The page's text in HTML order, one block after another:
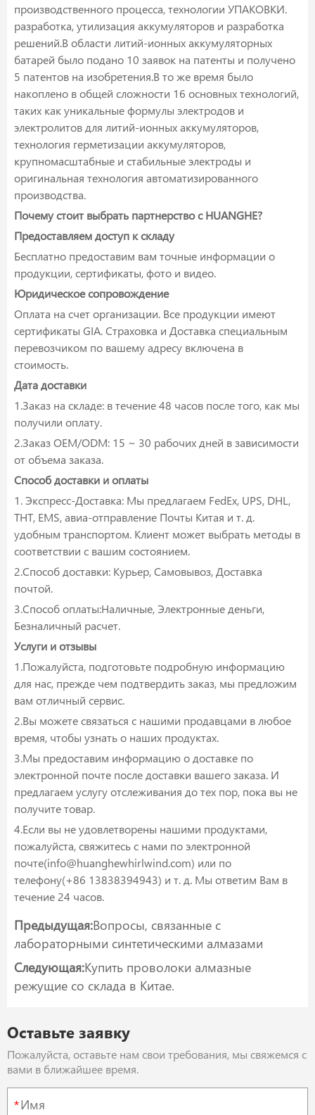
производственного процесса, технологии УПАКОВКИ.
разработка, утилизация аккумуляторов и разработка
решений.В области литий-ионных аккумуляторных
батарей было подано 10 заявок на патенты и получено
5 патентов на изобретения.В то же время было
накоплено в общей сложности 16 основных технологий,
таких как уникальные формулы электродов и
электролитов для литий-ионных аккумуляторов,
технология герметизации аккумуляторов,
крупномасштабные и стабильные электроды и
оригинальная технология автоматизированного
производства.
Почему стоит выбрать партнерство с HUANGHE?
Предоставляем доступ к складу
Бесплатно предоставим вам точные информации о
продукции, сертификаты, фото и видео.
Юридическое сопровождение
Оплата на счет организации. Все продукции имеют
сертификаты GIA. Страховка и Доставка специальным
перевозчиком по вашему адресу включена в
стоимость.
Дата доставки
1.Заказ на складе: в течение 48 часов после того, как мы
получили оплату.
2.Заказ OEM/ODM: 15 ~ 30 рабочих дней в зависимости
от объема заказа.
Способ доставки и оплаты
1. Экспресс-Доставка: Мы предлагаем FedEx, UPS, DHL,
ТНТ, EMS, авиа-отправление Почты Китая и т. д.
удобным транспортом. Клиент может выбрать методы в
соответствии с вашим состоянием.
2.Способ доставки: Курьер, Самовывоз, Доставка
почтой.
3.Способ оплаты:Наличные, Электронные деньги,
Безналичный расчет.
Услуги и отзывы
1.Пожалуйста, подготовьте подробную информацию
для нас, прежде чем подтвердить заказ, мы предложим
вам отличный сервис.
2.Вы можете связаться с нашими продавцами в любое
время, чтобы узнать о наших продуктах.
3.Мы предоставим информацию о доставке по
электронной почте после доставки вашего заказа. И
предлагаем услугу отслеживания до тех пор, пока вы не
получите товар.
4.Если вы не удовлетворены нашими продуктами,
пожалуйста, свяжитесь с нами по электронной
почте(info@huanghewhirlwind.com) или по
телефону(+86 13838394943) и т. д. Мы ответим Вам в
течение 24 часов.
Предыдущая:Вопросы, связанные с
лабораторными синтетическими алмазами
Следующая:Купить проволоки алмазные
режущие со склада в Китае.
Оставьте заявку
Пожалуйста, оставьте нам свои требования, мы свяжемся с
вами в ближайшее время.
*